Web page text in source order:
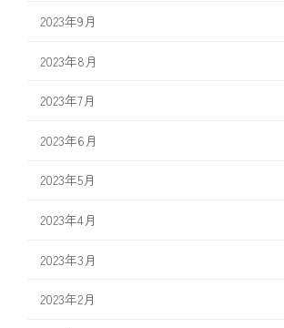
2023年9月
2023年8月
2023年7月
2023年6月
2023年5月
2023年4月
2023年3月
2023年2月